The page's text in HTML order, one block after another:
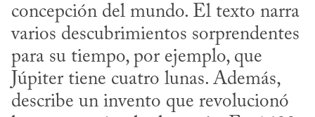
concepción del mundo. El texto narra
varios descubrimientos sorprendentes
para su tiempo, por ejemplo, que
Júpiter tiene cuatro lunas. Además,
describe un invento que revolucionó